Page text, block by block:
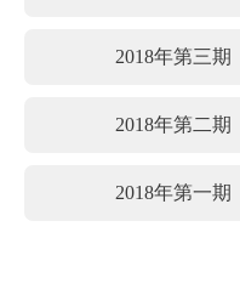
2018年第三期
2018年第二期
2018年第一期